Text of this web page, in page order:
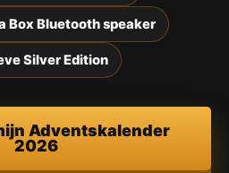
Box Bluetooth speaker
Silver Edition
Adventskalender
2026